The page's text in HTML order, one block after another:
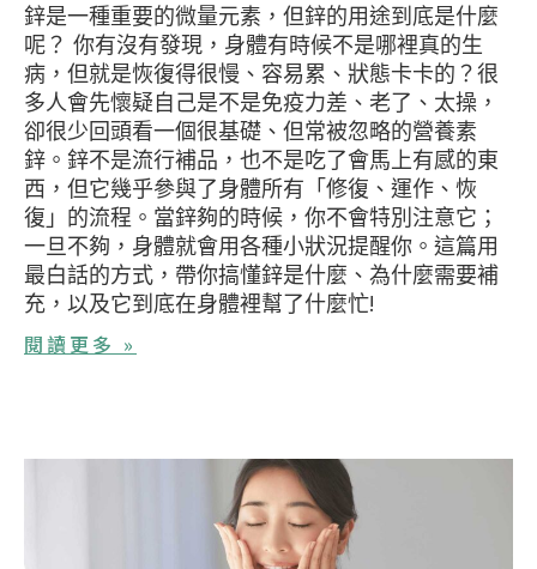
鋅是一種重要的微量元素，但鋅的用途到底是什麼
呢？ 你有沒有發現，身體有時候不是哪裡真的生
病，但就是恢復得很慢、容易累、狀態卡卡的？很
多人會先懷疑自己是不是免疫力差、老了、太操，
卻很少回頭看一個很基礎、但常被忽略的營養素
鋅。鋅不是流行補品，也不是吃了會馬上有感的東
西，但它幾乎參與了身體所有「修復、運作、恢
復」的流程。當鋅夠的時候，你不會特別注意它；
一旦不夠，身體就會用各種小狀況提醒你。這篇用
最白話的方式，帶你搞懂鋅是什麼、為什麼需要補
充，以及它到底在身體裡幫了什麼忙!
閱讀更多 »